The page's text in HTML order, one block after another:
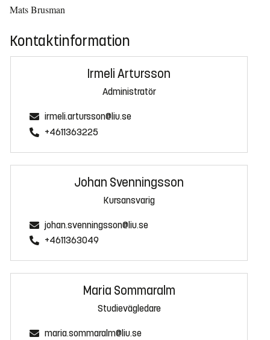
Mats Brusman
Kontaktinformation
Irmeli Artursson
Administratör
irmeli.artursson@liu.se
+4611363225
Johan Svenningsson
Kursansvarig
johan.svenningsson@liu.se
+4611363049
Maria Sommaralm
Studievägledare
maria.sommaralm@liu.se